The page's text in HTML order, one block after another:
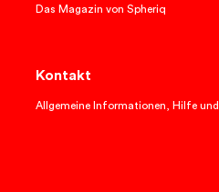
Das Magazin von Spheriq
Kontakt
Allgemeine Informationen, Hilfe